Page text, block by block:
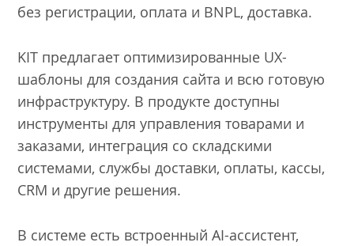
без регистрации, оплата и BNPL, доставка.
KIT предлагает оптимизированные UX-
шаблоны для создания сайта и всю готовую
инфраструктуру. В продукте доступны
инструменты для управления товарами и
заказами, интеграция со складскими
системами, службы доставки, оплаты, кассы,
CRM и другие решения.
В системе есть встроенный AI-ассистент,